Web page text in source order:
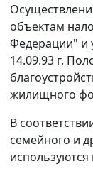
объектам
Федерации" и
14.09.93 г.
жилищного
В
семейного и
используются